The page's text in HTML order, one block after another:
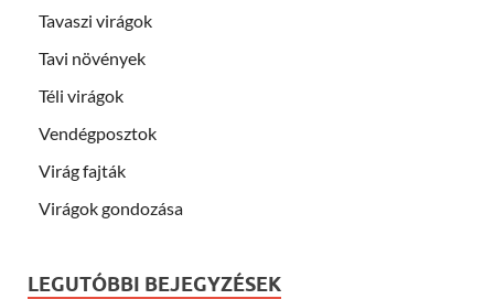
Tavaszi virágok
Tavi növények
Téli virágok
Vendégposztok
Virág fajták
Virágok gondozása
LEGUTÓBBI BEJEGYZÉSEK